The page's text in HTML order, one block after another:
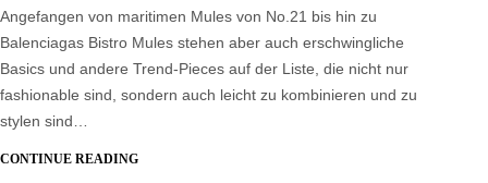
Angefangen von maritimen Mules von No.21 bis hin zu
Balenciagas Bistro Mules stehen aber auch erschwingliche
Basics und andere Trend-Pieces auf der Liste, die nicht nur
fashionable sind, sondern auch leicht zu kombinieren und zu
stylen sind…
CONTINUE READING